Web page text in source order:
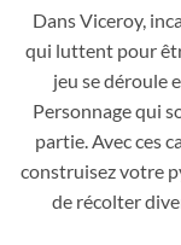
Dans Viceroy,
qui luttent pour
jeu se déroule
Personnage qui
partie. Avec ces
construisez votre
de récolter